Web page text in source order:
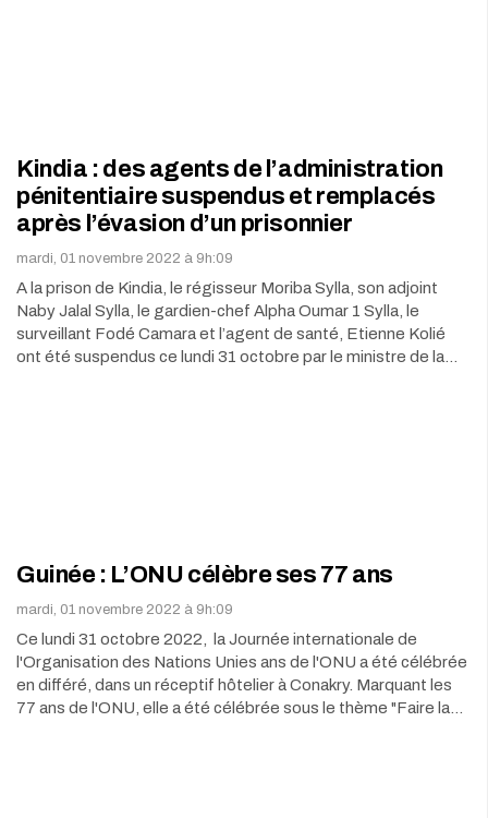
Kindia : des agents de l’administration
pénitentiaire suspendus et remplacés
après l’évasion d’un prisonnier
mardi, 01 novembre 2022 à 9h:09
A la prison de Kindia, le régisseur Moriba Sylla, son adjoint
Naby Jalal Sylla, le gardien-chef Alpha Oumar 1 Sylla, le
surveillant Fodé Camara et l’agent de santé, Etienne Kolié
ont été suspendus ce lundi 31 octobre par le ministre de la…
Guinée : L’ONU célèbre ses 77 ans
mardi, 01 novembre 2022 à 9h:09
Ce lundi 31 octobre 2022, la Journée internationale de
l'Organisation des Nations Unies ans de l'ONU a été célébrée
en différé, dans un réceptif hôtelier à Conakry. Marquant les
77 ans de l'ONU, elle a été célébrée sous le thème "Faire la…